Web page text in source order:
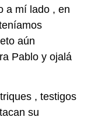
a mí lado , en
aún
Pablo y ojalá
, testigos
su